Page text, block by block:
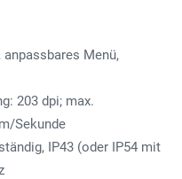
Menü,
203 dpi; max.
Sekunde
IP43 (oder IP54 mit